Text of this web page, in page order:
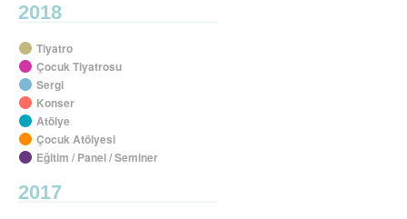
2018
Tiyatro
Çocuk Tiyatrosu
Sergi
Konser
Atölye
Çocuk Atölyesi
Eğitim / Panel / Seminer
2017